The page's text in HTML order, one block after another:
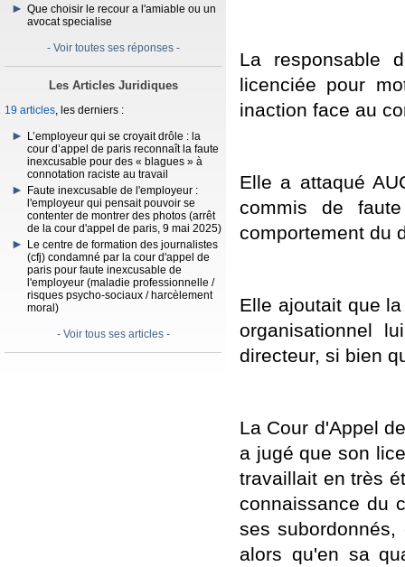
Que choisir le recour a l'amiable ou un
avocat specialise
- Voir toutes ses réponses -
Les Articles Juridiques
19 articles, les derniers :
L’employeur qui se croyait drôle : la
cour d’appel de paris reconnaît la faute
inexcusable pour des « blagues » à
connotation raciste au travail
Faute inexcusable de l'employeur :
l'employeur qui pensait pouvoir se
contenter de montrer des photos (arrêt
de la cour d'appel de paris, 9 mai 2025)
Le centre de formation des journalistes
(cfj) condamné par la cour d'appel de
paris pour faute inexcusable de
l'employeur (maladie professionnelle /
risques psycho-sociaux / harcèlement
moral)
- Voir tous ses articles -
La responsable
licenciée pour
inaction face au
Elle a attaqué
commis de
comportement du
Elle ajoutait que
organisationnel
directeur, si bien
La Cour d'Appel
a jugé que son
travaillait en très
connaissance du
ses
alors qu'en sa